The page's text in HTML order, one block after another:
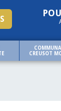
CREUSOT